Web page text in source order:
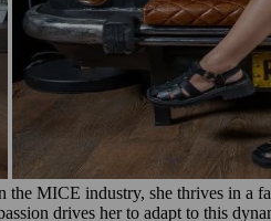
MICE industry, she thrives in a
drives her to adapt to this